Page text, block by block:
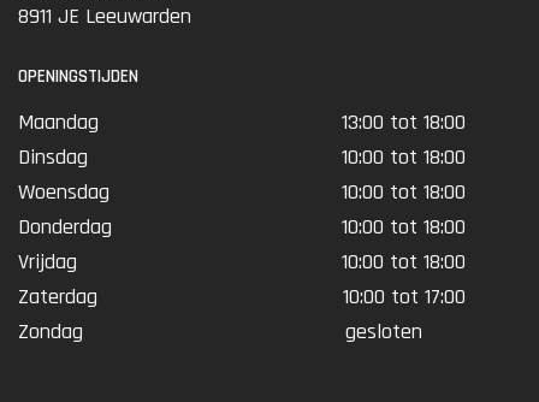
8911 JE Leeuwarden
OPENINGSTIJDEN
Maandag
13:00 tot 18:00
Dinsdag
10:00 tot 18:00
Woensdag
10:00 tot 18:00
Donderdag
10:00 tot 18:00
Vrijdag
10:00 tot 18:00
Zaterdag
10:00 tot 17:00
Zondag
gesloten